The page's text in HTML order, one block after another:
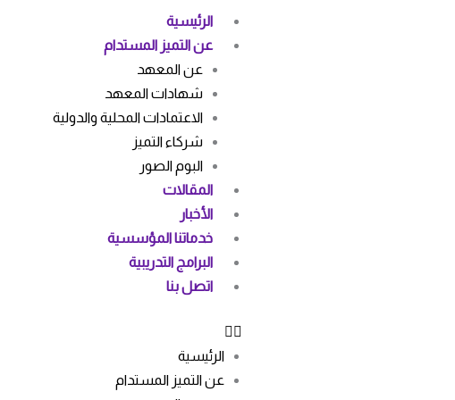
الرئيسية
عن التميز المستدام
عن المعهد
شهادات المعهد
الاعتمادات المحلية والدولية
شركاء التميز
البوم الصور
المقالات
الأخبار
خدماتنا المؤسسية
البرامج التدريبية
اتصل بنا
الرئيسية
عن التميز المستدام